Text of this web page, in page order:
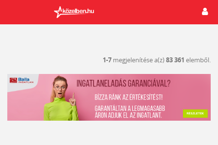
1-7 megjelenítése a(z)83 361 elemből.